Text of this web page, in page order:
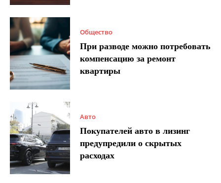
Общество
При разводе можно потребовать
компенсацию за ремонт
квартиры
Авто
Покупателей авто в лизинг
предупредили о скрытых
расходах